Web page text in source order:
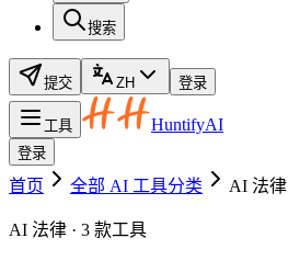
搜索
提交 ZH 登录
工具 HuntifyAI
登录
首页 全部 AI 工具分类 AI 法律
AI 法律 · 3 款工具